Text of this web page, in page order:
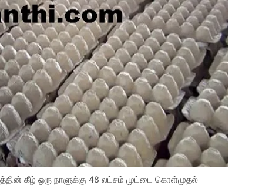
கீழ் ஒரு நாளுக்கு 48 லட்சம் முட்டை கொள்முதல்